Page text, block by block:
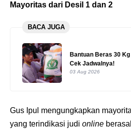
Mayoritas dari Desil 1 dan 2
BACA JUGA
Bantuan Beras 30
Cek Jadwalnya!
03 Aug 2026
Gus Ipul mengungkapkan
yang terindikasi judi online